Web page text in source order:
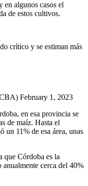
en algunos casos el
de estos cultivos.
crítico y se estiman más
February 1, 2023
en esa provincia se
de maíz. Hasta el
un 11% de esa área, unas
que Córdoba es la
cerca del 40%